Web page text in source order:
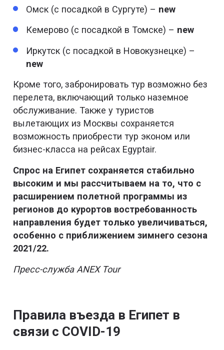
Омск (с посадкой в Сургуте) – new
Кемерово (с посадкой в Томске) – new
Иркутск (с посадкой в Новокузнецке) –
new
Кроме того, забронировать тур возможно без
перелета, включающий только наземное
обслуживание. Также у туристов
вылетающих из Москвы сохраняется
возможность приобрести тур эконом или
бизнес-класса на рейсах Egyptair.
Спрос на Египет сохраняется стабильно
высоким и мы рассчитываем на то, что с
расширением полетной программы из
регионов до курортов востребованность
направления будет только увеличиваться,
особенно с приближением зимнего сезона
2021/22.
Пресс-служба ANEX Tour
Правила въезда в Египет в
связи с COVID-19